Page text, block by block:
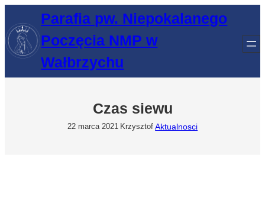
treści
Parafia pw. Niepokalanego
Poczęcia NMP w
Wałbrzychu
Czas siewu
22 marca 2021 Krzysztof Aktualnosci